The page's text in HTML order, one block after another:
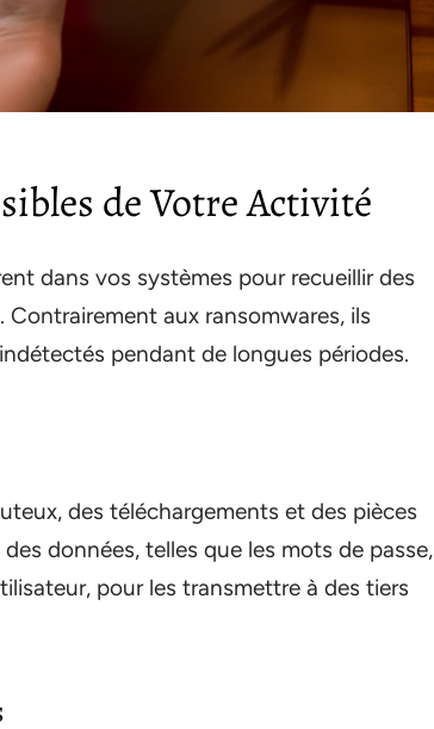
de Votre Activité
dans vos systèmes pour recueillir des
aux ransomwares, ils
pendant de longues périodes.
des téléchargements et des pièces
données, telles que les mots de passe,
pour les transmettre à des tiers